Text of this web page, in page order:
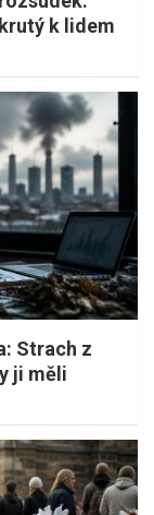
k lidem
Strach z
ji měli